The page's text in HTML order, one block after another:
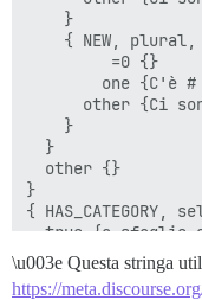
    }
    { NEW, plural,
         =0 {}
one {C'è
other {Ci
    }
  }
  other {}
}
{ HAS_CATEGORY,
true {o sfoglia
false {o
  other {}
\u003e Questa stringa
https://